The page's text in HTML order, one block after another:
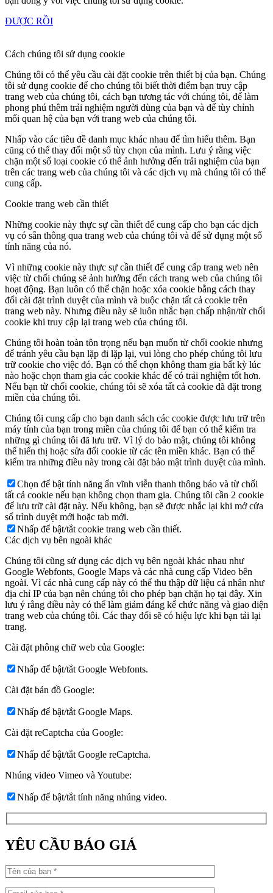
ĐƯỢC RỒI
Cách chúng tôi sử dụng cookie
Chúng tôi có thể yêu cầu cài đặt cookie trên thiết bị của bạn. Chúng
tôi sử dụng cookie để cho chúng tôi biết thời điểm bạn truy cập
trang web của chúng tôi, cách bạn tương tác với chúng tôi, để làm
phong phú thêm trải nghiệm người dùng của bạn và để tùy chỉnh
mối quan hệ của bạn với trang web của chúng tôi.
Nhấp vào các tiêu đề danh mục khác nhau để tìm hiểu thêm. Bạn
cũng có thể thay đổi một số tùy chọn của mình. Lưu ý rằng việc
chặn một số loại cookie có thể ảnh hưởng đến trải nghiệm của bạn
trên các trang web của chúng tôi và các dịch vụ mà chúng tôi có thể
cung cấp.
Cookie trang web cần thiết
Những cookie này thực sự cần thiết để cung cấp cho bạn các dịch
vụ có sẵn thông qua trang web của chúng tôi và để sử dụng một số
tính năng của nó.
Vì những cookie này thực sự cần thiết để cung cấp trang web nên
việc từ chối chúng sẽ ảnh hưởng đến cách trang web của chúng tôi
hoạt động. Bạn luôn có thể chặn hoặc xóa cookie bằng cách thay
đổi cài đặt trình duyệt của mình và buộc chặn tất cả cookie trên
trang web này. Nhưng điều này sẽ luôn nhắc bạn chấp nhận/từ chối
cookie khi truy cập lại trang web của chúng tôi.
Chúng tôi hoàn toàn tôn trọng nếu bạn muốn từ chối cookie nhưng
để tránh yêu cầu bạn lặp đi lặp lại, vui lòng cho phép chúng tôi lưu
trữ cookie cho việc đó. Bạn có thể chọn không tham gia bất kỳ lúc
nào hoặc chọn tham gia các cookie khác để có trải nghiệm tốt hơn.
Nếu bạn từ chối cookie, chúng tôi sẽ xóa tất cả cookie đã đặt trong
miền của chúng tôi.
Chúng tôi cung cấp cho bạn danh sách các cookie được lưu trữ trên
máy tính của bạn trong miền của chúng tôi để bạn có thể kiểm tra
những gì chúng tôi đã lưu trữ. Vì lý do bảo mật, chúng tôi không
thể hiển thị hoặc sửa đổi cookie từ các tên miền khác. Bạn có thể
kiểm tra những điều này trong cài đặt bảo mật trình duyệt của mình.
Chọn để bật tính năng ẩn vĩnh viễn thanh thông báo và từ chối
tất cả cookie nếu bạn không chọn tham gia. Chúng tôi cần 2 cookie
để lưu trữ cài đặt này. Nếu không, bạn sẽ được nhắc lại khi mở cửa
sổ trình duyệt mới hoặc tab mới.
Nhấp để bật/tắt cookie trang web cần thiết.
Các dịch vụ bên ngoài khác
Chúng tôi cũng sử dụng các dịch vụ bên ngoài khác nhau như
Google Webfonts, Google Maps và các nhà cung cấp Video bên
ngoài. Vì các nhà cung cấp này có thể thu thập dữ liệu cá nhân như
địa chỉ IP của bạn nên chúng tôi cho phép bạn chặn họ tại đây. Xin
lưu ý rằng điều này có thể làm giảm đáng kể chức năng và giao diện
trang web của chúng tôi. Các thay đổi sẽ có hiệu lực khi bạn tải lại
trang.
Cài đặt phông chữ web của Google:
Nhấp để bật/tắt Google Webfonts.
Cài đặt bản đồ Google:
Nhấp để bật/tắt Google Maps.
Cài đặt reCaptcha của Google:
Nhấp để bật/tắt Google reCaptcha.
Nhúng video Vimeo và Youtube:
Nhấp để bật/tắt tính năng nhúng video.
YÊU CẦU BÁO GIÁ